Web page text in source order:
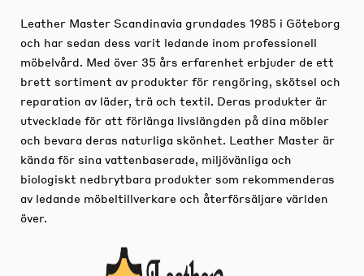
Leather Master Scandinavia grundades 1985 i Göteborg
och har sedan dess varit ledande inom professionell
möbelvård. Med över 35 års erfarenhet erbjuder de ett
brett sortiment av produkter för rengöring, skötsel och
reparation av läder, trä och textil. Deras produkter är
utvecklade för att förlänga livslängden på dina möbler
och bevara deras naturliga skönhet. Leather Master är
kända för sina vattenbaserade, miljövänliga och
biologiskt nedbrytbara produkter som rekommenderas
av ledande möbeltillverkare och återförsäljare världen
över.